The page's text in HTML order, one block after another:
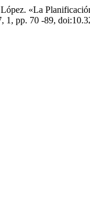
«La
1, pp. 70 -89,